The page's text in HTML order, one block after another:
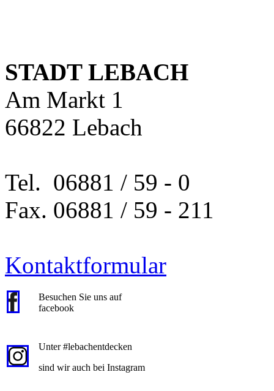
STADT LEBACH
Am Markt 1
66822 Lebach
Tel. 06881 / 59 - 0
Fax. 06881 / 59 - 211
Kontaktformular
Besuchen Sie uns auf
facebook
Unter #lebachentdecken
sind wir auch bei Instagram